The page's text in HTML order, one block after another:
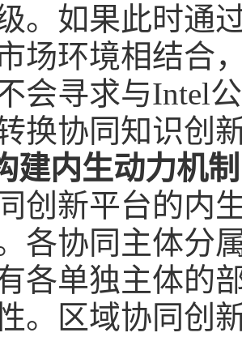
。如果此时通
场环境相结合
会寻求与Intel
换协同知识创
建内生动力机制
创新平台的内
各协同主体分
各单独主体的
。区域协同创